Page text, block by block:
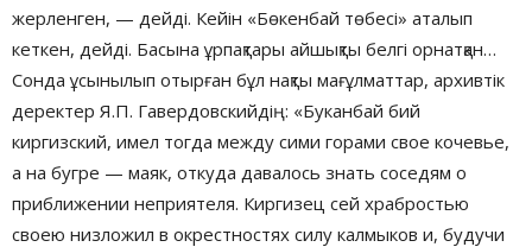
жерленген, — дейді. Кейін «Бөкенбай төбесі» аталып
кеткен, дейді. Басына ұрпақтары айшықты белгі орнатқан…
Сонда ұсынылып отырған бұл нақты мағұлматтар, архивтік
деректер Я.П. Гавердовскийдің: «Буканбай бий
киргизский, имел тогда между сими горами свое кочевье,
а на бугре — маяк, откуда давалось знать соседям о
приближении неприятеля. Киргизец сей храбростью
своею низложил в окрестностях силу калмыков и, будучи